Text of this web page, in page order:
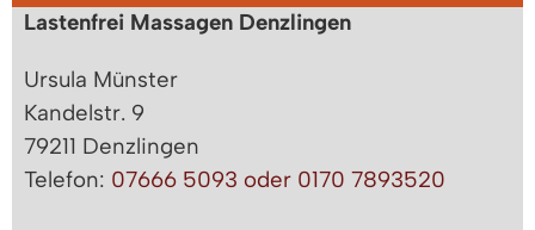
Lastenfrei Massagen Denzlingen
Ursula Münster
Kandelstr. 9
79211 Denzlingen
Telefon: 07666 5093 oder 0170 7893520